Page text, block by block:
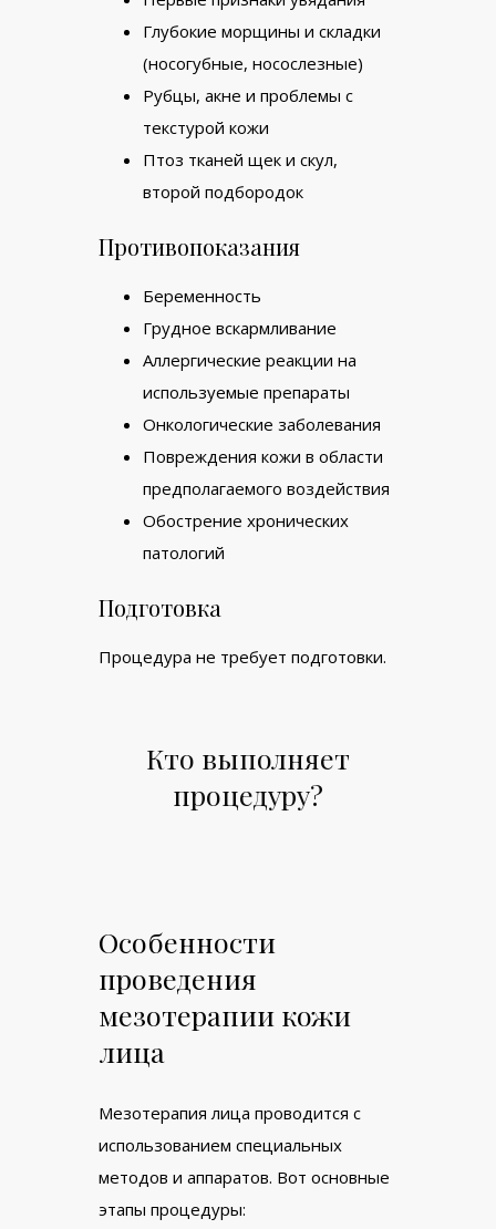
Глубокие морщины и складки
(носогубные, носослезные)
Рубцы, акне и проблемы с
текстурой кожи
Птоз тканей щек и скул,
второй подбородок
Противопоказания
Беременность
Грудное вскармливание
Аллергические реакции на
используемые препараты
Онкологические заболевания
Повреждения кожи в области
предполагаемого воздействия
Обострение хронических
патологий
Подготовка
Процедура не требует подготовки.
Кто выполняет
процедуру?
Особенности
проведения
мезотерапии кожи
лица
Мезотерапия лица проводится с
использованием специальных
методов и аппаратов. Вот основные
этапы процедуры: